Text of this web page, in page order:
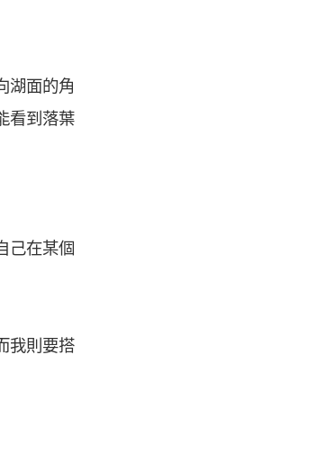
湖面的角
看到落葉
己在某個
我則要搭